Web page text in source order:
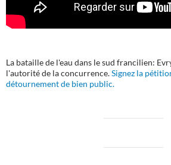
La bataille de l'eau dans le sud francilien:
l'autorité de la concurrence.Signez la
détournement de bien public.